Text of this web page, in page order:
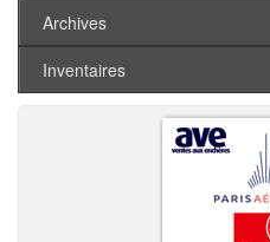
Archives
Inventaires